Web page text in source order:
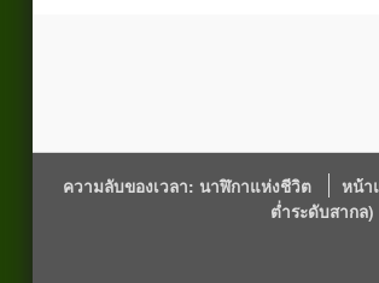
ความลับของเวลา: นาฬิกาแห่งชีวิต หน้า
ต่ำระดับสากล)